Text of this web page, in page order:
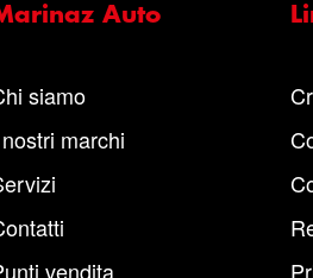
Auto
siamo
marchi
vendita